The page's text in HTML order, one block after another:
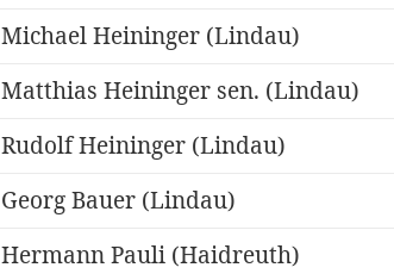
Michael Heininger (Lindau)
Matthias Heininger sen. (Lindau)
Rudolf Heininger (Lindau)
Georg Bauer (Lindau)
Hermann Pauli (Haidreuth)